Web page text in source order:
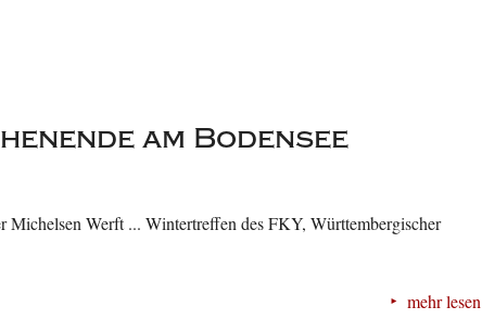
am Bodensee
Michelsen Werft ... Wintertreffen des FKY, Württembergischer
mehr lesen